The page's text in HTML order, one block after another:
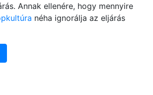
Annak ellenére, hogy mennyire
néha ignorálja az eljárás